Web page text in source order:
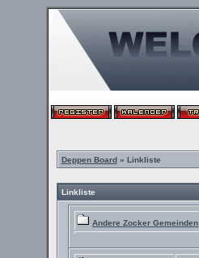
Deppen Board» Linkliste
Linkliste
Andere Zocker Gemeinden